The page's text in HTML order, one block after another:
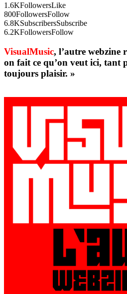
1.6KFollowersLike
800FollowersFollow
6.8KSubscribersSubscribe
6.2KFollowersFollow
VisualMusic, l’autre webzine
on fait ce qu’on veut ici, tant
toujours plaisir. »